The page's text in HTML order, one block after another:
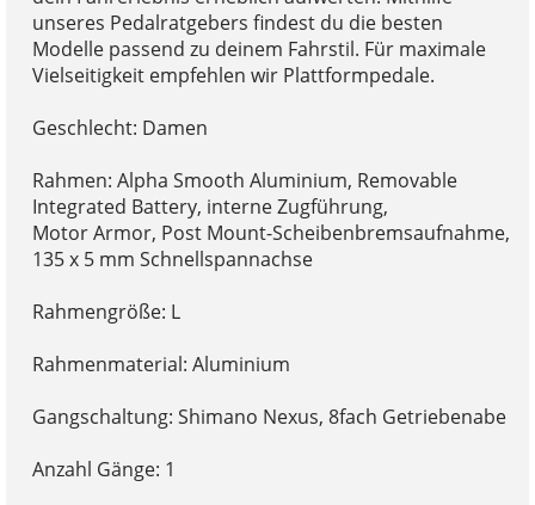
unseres Pedalratgebers findest du die besten
Modelle passend zu deinem Fahrstil. Für maximale
Vielseitigkeit empfehlen wir Plattformpedale.
Geschlecht: Damen
Rahmen: Alpha Smooth Aluminium, Removable
Integrated Battery, interne Zugführung,
Motor Armor, Post Mount-Scheibenbremsaufnahme,
135 x 5 mm Schnellspannachse
Rahmengröße: L
Rahmenmaterial: Aluminium
Gangschaltung: Shimano Nexus, 8fach Getriebenabe
Anzahl Gänge: 1